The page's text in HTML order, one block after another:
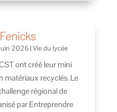
2026| Vie du lycée
ont créé leur mini
matériaux recyclés. Le
régional de
par Entreprendre